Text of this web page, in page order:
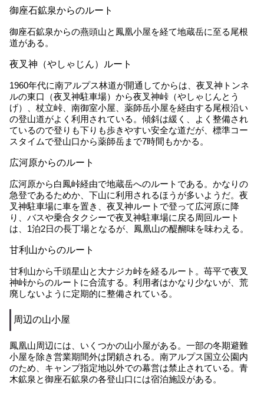
御座石鉱泉からのルート
御座石鉱泉からの燕頭山と鳳凰小屋を経て地蔵岳に至る尾根
道がある。
夜叉神（やしゃじん）ルート
1960年代に南アルプス林道が開通してからは、夜叉神トンネ
ルの東口（夜叉神駐車場）から夜叉神峠（やしゃじんとう
げ）、杖立峠、南御室小屋、薬師岳小屋を経由する尾根沿い
の登山道がよく利用されている。傾斜は緩く、よく整備され
ているので登りも下りも歩きやすい安全な道だが、標準コー
スタイムで登山口から薬師岳まで7時間もかかる。
広河原からのルート
広河原から白鳳峠経由で地蔵岳へのルートである。かなりの
急登であるためか、下山に利用されるほうが多いようだ。夜
叉神駐車場に車を置き、夜叉神ルートで登って広河原に降
り、バスや乗合タクシーで夜叉神駐車場に戻る周回ルート
は、1泊2日の長丁場となるが、鳳凰山の醍醐味を味わえる。
甘利山からのルート
甘利山から千頭星山と大ナジカ峠を経るルート。苺平で夜叉
神峠からのルートに合流する。利用者はかなり少ないが、荒
廃しないように定期的に整備されている。
周辺の山小屋
鳳凰山周辺には、いくつかの山小屋がある。一部の冬期避難
小屋を除き営業期間外は閉鎖される。南アルプス国立公園内
のため、キャンプ指定地以外での幕営は禁止されている。青
木鉱泉と御座石鉱泉の各登山口には宿泊施設がある。